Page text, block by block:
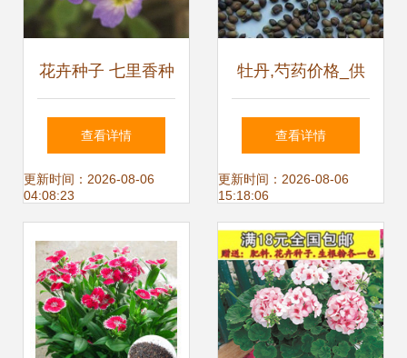
花卉种子 七里香种
子 芳香草花卉植物
阳台盆栽易种维吉
2元,花卉种子精心
为您挑选-麦尔网购
查看详情
更新时间：2026-08-06
04:08:23
牡丹,芍药价格_供
牡丹,芍药,绿化树
苗,花卉种苗_山东
菏泽市牡丹,芍药生
产供应.
查看详情
更新时间：2026-08-06
15:18:06